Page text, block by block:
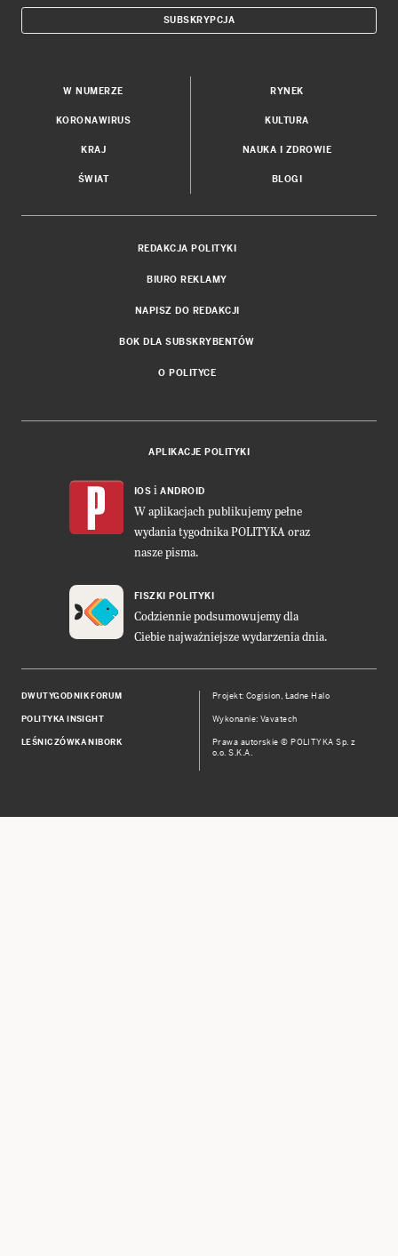
SUBSKRYPCJA
W NUMERZE
KORONAWIRUS
KRAJ
ŚWIAT
RYNEK
KULTURA
NAUKA I ZDROWIE
BLOGI
REDAKCJA POLITYKI
BIURO REKLAMY
NAPISZ DO REDAKCJI
BOK DLA SUBSKRYBENTÓW
O POLITYCE
APLIKACJE POLITYKI
IOS i ANDROID
W aplikacjach publikujemy pełne
wydania tygodnika POLITYKA oraz
nasze pisma.
FISZKI POLITYKI
Codziennie podsumowujemy dla
Ciebie najważniejsze wydarzenia dnia.
DWUTYGODNIK FORUM
POLITYKA INSIGHT
LEŚNICZÓWKA NIBORK
Projekt:Cogision, Ładne Halo
Wykonanie: Vavatech
Prawa autorskie © POLITYKA Sp. z
o.o. S.K.A.